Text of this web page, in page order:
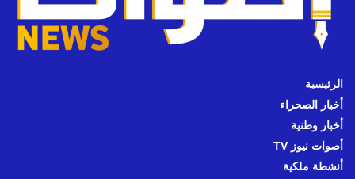
الرئيسية
أخبار الصحراء
أخبار وطنية
أصوات نيوز TV
أنشطة ملكية